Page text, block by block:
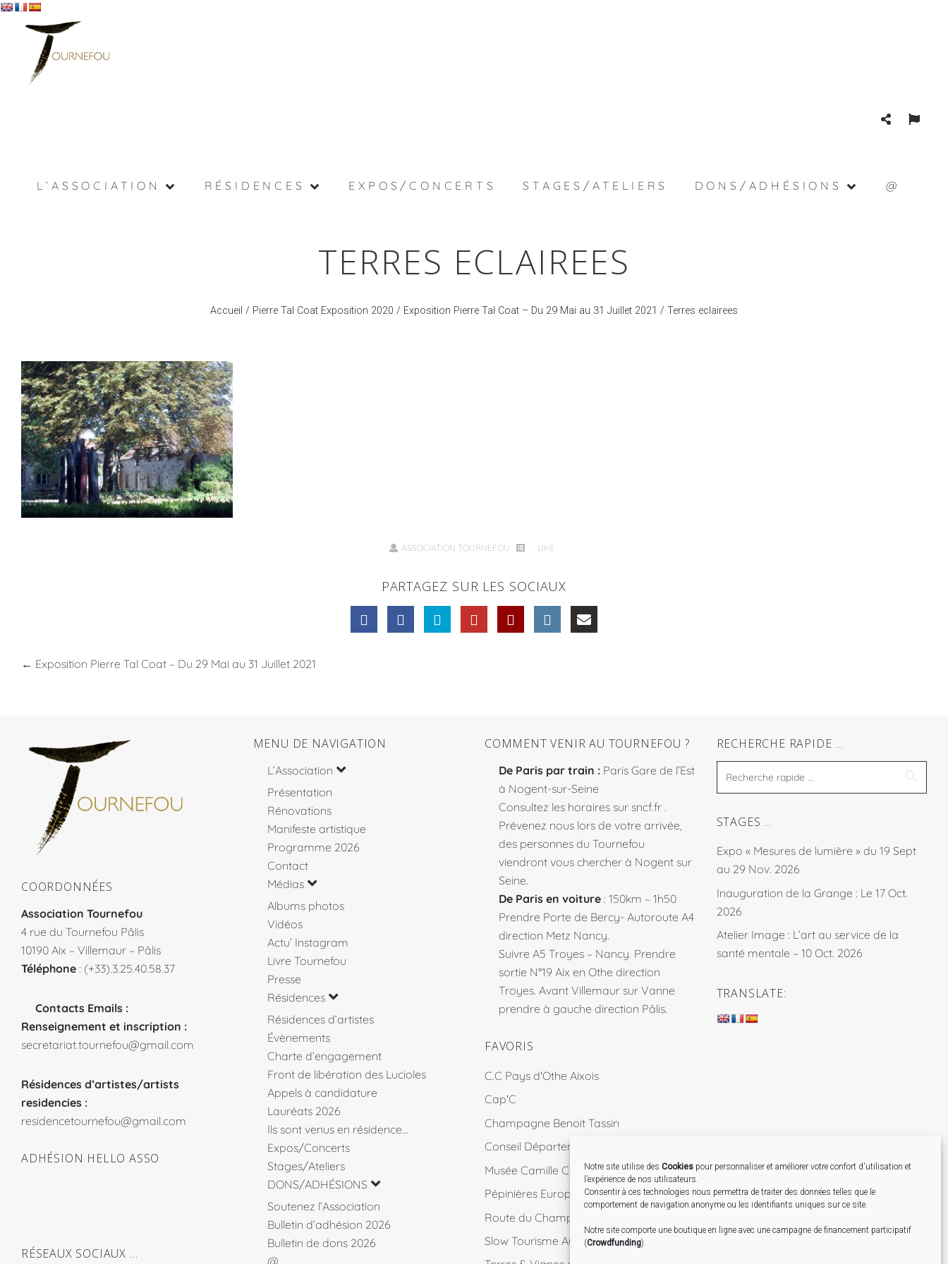
Notre site utilise des Cookies pour personnaliser et améliorer votre confort d'utilisation et
l’expérience de nos utilisateurs.
Consentir à ces technologies nous permettra de traiter des données telles que le
comportement de navigation anonyme ou les identifiants uniques sur ce site.
Notre site comporte une boutique en ligne avec une campagne de financement participatif
(Crowdfunding).
L’ASSOCIATION RÉSIDENCES EXPOS/CONCERTS STAGES/ATELIERS DONS/ADHÉSIONS @
TERRES ECLAIREES
Accueil / Pierre Tal Coat Exposition 2020 / Exposition Pierre Tal Coat – Du 29 Mai au 31 Juillet 2021 / Terres eclairees
ASSOCIATION TOURNEFOU LIKE
PARTAGEZ SUR LES SOCIAUX
← Exposition Pierre Tal Coat – Du 29 Mai au 31 Juillet 2021
COORDONNÉES
Association Tournefou
4 rue du Tournefou Pâlis
10190 Aix – Villemaur – Pâlis
Téléphone : (+33).3.25.40.58.37
Contacts Emails :
Renseignement et inscription :
secretariat.tournefou@gmail.com
Résidences d’artistes/artists
residencies :
residencetournefou@gmail.com
ADHÉSION HELLO ASSO
RÉSEAUX SOCIAUX …
MENU DE NAVIGATION
L’Association
Présentation
Rénovations
Manifeste artistique
Programme 2026
Contact
Médias
Albums photos
Vidéos
Actu’ Instagram
Livre Tournefou
Presse
Résidences
Résidences d’artistes
Évènements
Charte d’engagement
Front de libération des Lucioles
Appels à candidature
Lauréats 2026
Ils sont venus en résidence…
Expos/Concerts
Stages/Ateliers
DONS/ADHÉSIONS
Soutenez l’Association
Bulletin d’adhésion 2026
Bulletin de dons 2026
@
COMMENT VENIR AU TOURNEFOU ?
De Paris par train : Paris Gare de l’Est
à Nogent-sur-Seine
Consultez les horaires sur sncf.fr .
Prévenez nous lors de votre arrivée,
des personnes du Tournefou
viendront vous chercher à Nogent sur
Seine.
De Paris en voiture : 150km – 1h50
Prendre Porte de Bercy- Autoroute A4
direction Metz Nancy.
Suivre A5 Troyes – Nancy. Prendre
sortie N°19 Aix en Othe direction
Troyes. Avant Villemaur sur Vanne
prendre à gauche direction Pâlis.
FAVORIS
C.C Pays d'Othe Aixois
Cap'C
Champagne Benoit Tassin
Conseil Départemental 10
Musée Camille Claudel
Pépinières Européennes de Création
Route du Champagne
Slow Tourisme Aube
RECHERCHE RAPIDE …
STAGES …
Expo « Mesures de lumière » du 19 Sept
au 29 Nov. 2026
Inauguration de la Grange : Le 17 Oct.
2026
Atelier Image : L’art au service de la
santé mentale – 10 Oct. 2026
TRANSLATE: